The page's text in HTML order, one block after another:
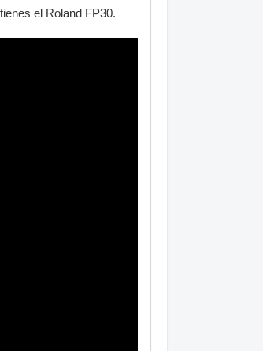
el Roland FP30.